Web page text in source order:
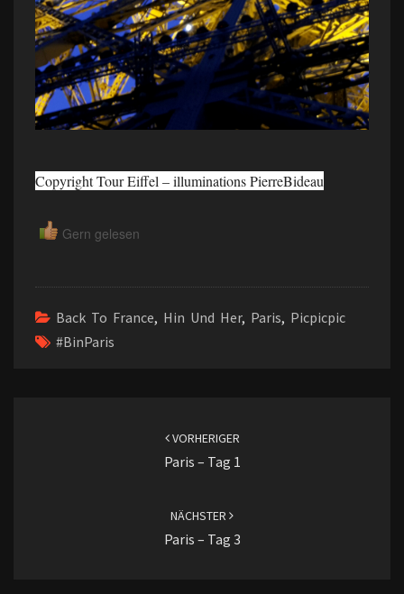
Copyright Tour Eiffel – illuminations PierreBideau
Gern gelesen
Back To France, Hin Und Her, Paris, Picpicpic
#BinParis
VORHERIGER
Paris – Tag 1
NÄCHSTER
Paris – Tag 3